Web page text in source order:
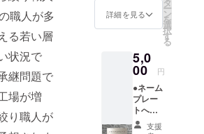
職人が多
る若い層
状況で
継問題で
場が増
り職人が
火・金
～日 9
間 約30
分 予約
なって
おりま
すの
で、ご
まれて
ら高い
評価を
いてい
るコー
スで
す。 有
スとな
りま
小物入
れを製
作いた
しま
す。初
めに職
人が見
詳細を見る
タ
ー
ン
を
選
択
す
る
5,0
00 円
●ネーム
プレー
トへの
名入れ
支援